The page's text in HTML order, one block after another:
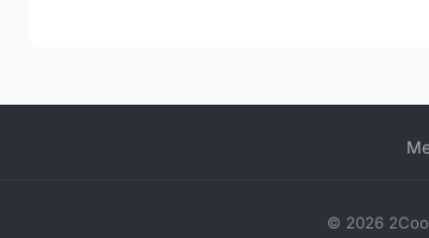
© 2026